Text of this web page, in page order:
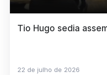
Tio Hugo sedia
22 de julho de 2026